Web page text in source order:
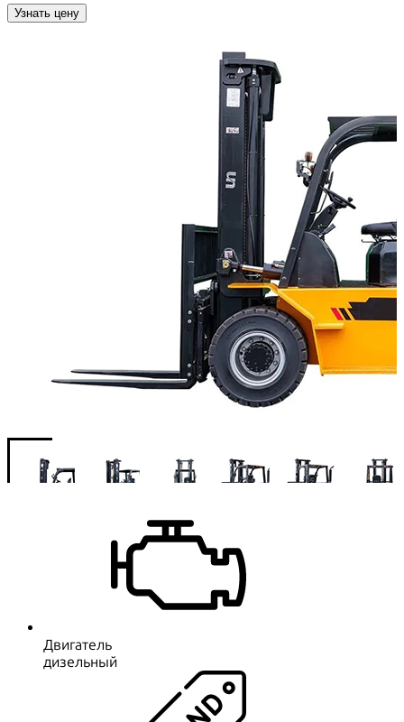
Узнать цену
Двигатель
дизельный